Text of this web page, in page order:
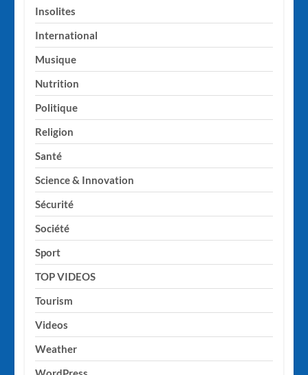
Insolites
International
Musique
Nutrition
Politique
Religion
Santé
Science & Innovation
Sécurité
Société
Sport
TOP VIDEOS
Tourism
Videos
Weather